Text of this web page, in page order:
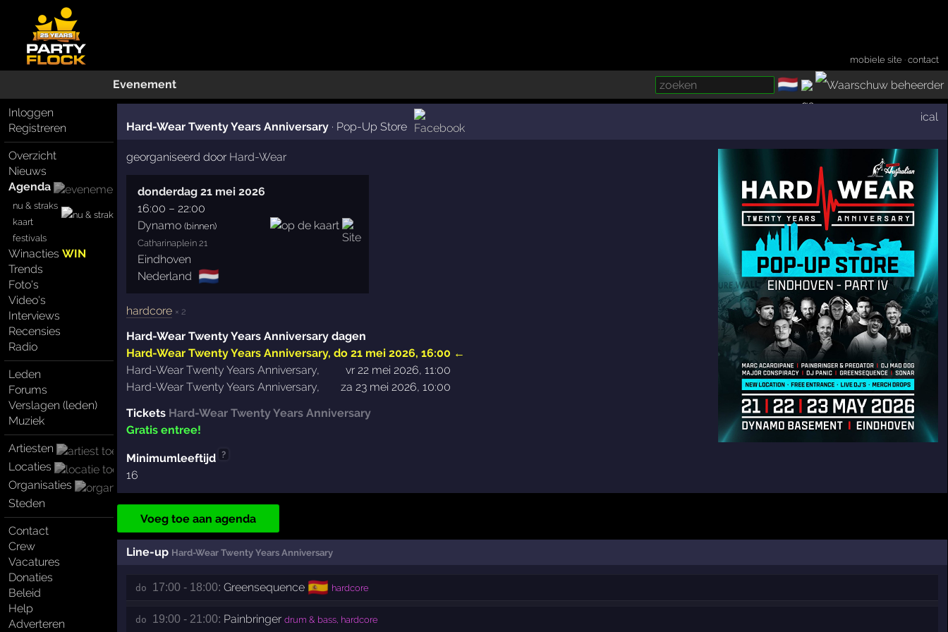
mobiele site ·contact
Evenement 🇳🇱
Inloggen
Registreren
Overzicht
Nieuws
Agenda
nu & straks
kaart
festivals
WinactiesWIN
Trends
Foto's
Video's
Interviews
Recensies
Radio
Leden
Forums
Verslagen (leden)
Muziek
Artiesten
Locaties
Organisaties
Steden
Contact
Crew
Vacatures
Donaties
Beleid
Help
Adverteren
Hard-Wear Twenty Years Anniversary· Pop-Up Store
ical
georganiseerd door Hard-Wear
donderdag 21 mei 2026
16:00 – 22:00
Dynamo (binnen)
Catharinaplein 21
Eindhoven
Nederland 🇳🇱
hardcore × 2
Hard-Wear Twenty Years Anniversary dagen
Hard-Wear Twenty Years Anniversary, do 21 mei 2026, 16:00 ←
Hard-Wear Twenty Years Anniversary,
vr 22 mei 2026, 11:00
Hard-Wear Twenty Years Anniversary,
za 23 mei 2026, 10:00
Tickets Hard-Wear Twenty Years Anniversary
Gratis entree!
Minimumleeftijd ?
16
Voeg toe aan agenda
Line-up Hard-Wear Twenty Years Anniversary
do 17:00 - 18:00: Greensequence 🇪🇸 hardcore
do 19:00 - 21:00: Painbringer drum & bass, hardcore